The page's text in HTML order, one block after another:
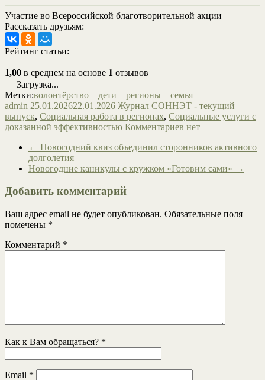
Участие во Всероссийской благотворительной акции
Рассказать друзьям:
Рейтинг статьи:
1,00 в среднем на основе 1 отзывов
Загрузка...
Метки:волонтёрство дети регионы
семья
admin 25.01.202622.01.2026 Журнал СОННЭТ - текущий
выпуск, Социальная работа в регионах, Социальные услуги с
доказанной эффективностью Комментариев нет
← Новогодний квиз объединил сторонников активного
долголетия
Новогодние каникулы с кружком «Готовим сами» →
Добавить комментарий
Ваш адрес email не будет опубликован. Обязательные поля
помечены *
Комментарий *
Как к Вам обращаться? *
Email *